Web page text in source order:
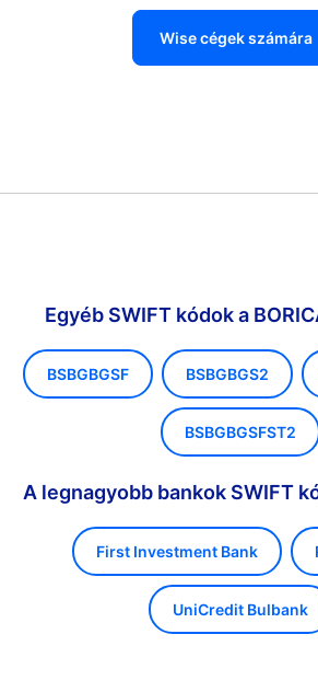
Wise cégek számára
Egyéb SWIFT kódok a
BSBGBGSF BSBGBGS2
BSBGBGSFST2
A legnagyobb bankok SWIFT
First Investment Bank
UniCredit Bulbank